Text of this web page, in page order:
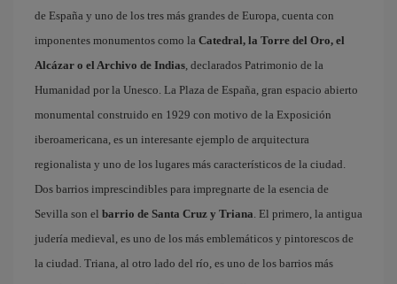
de España y uno de los tres más grandes de Europa, cuenta con
imponentes monumentos como la Catedral, la Torre del Oro, el
Alcázar o el Archivo de Indias, declarados Patrimonio de la
Humanidad por la Unesco. La Plaza de España, gran espacio abierto
monumental construido en 1929 con motivo de la Exposición
iberoamericana, es un interesante ejemplo de arquitectura
regionalista y uno de los lugares más característicos de la ciudad.
Dos barrios imprescindibles para impregnarte de la esencia de
Sevilla son el barrio de Santa Cruz y Triana. El primero, la antigua
judería medieval, es uno de los más emblemáticos y pintorescos de
la ciudad. Triana, al otro lado del río, es uno de los barrios más